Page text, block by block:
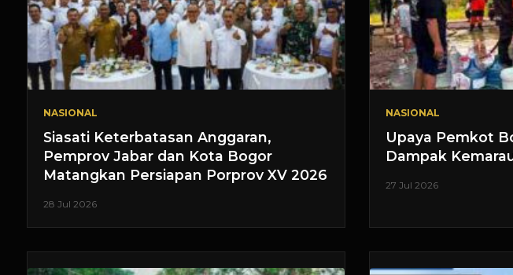
NASIONAL
Siasati Keterbatasan Anggaran,
Pemprov Jabar dan Kota Bogor
Matangkan Persiapan Porprov XV 2026
28 Jul 2026
NASIONAL
Upaya Pemkot
Dampak
27 Jul 2026